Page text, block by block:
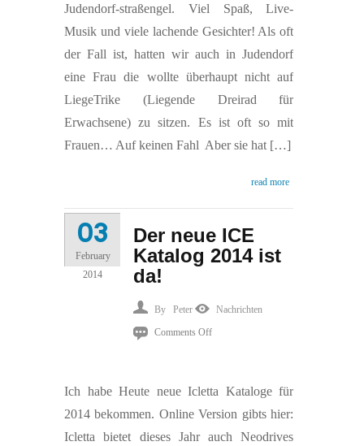
Judendorf-straßengel. Viel Spaß, Live-
Musik und viele lachende Gesichter! Als oft
der Fall ist, hatten wir auch in Judendorf
eine Frau die wollte überhaupt nicht auf
LiegeTrike (Liegende Dreirad für
Erwachsene) zu sitzen. Es ist oft so mit
Frauen… Auf keinen Fahl Aber sie hat […]
read more
Der neue ICE
Katalog 2014 ist
da!
03
February
2014
By Peter
Nachrichten
Comments Offon
ICE
Katalog
Ich habe Heute neue Icletta Kataloge für
2014 bekommen. Online Version gibts hier:
Icletta bietet dieses Jahr auch Neodrives